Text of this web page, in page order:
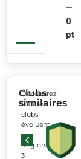
—
0
pt
Clubs
similaires
Découvrez
d’autres
clubs
évoluant
en
Régionale
3